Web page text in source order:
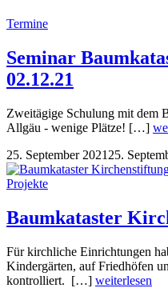
Termine
Seminar
02.12.21
Zweitägige Schulung mit dem
Allgäu - wenige Plätze! […]
25. September 2021 25.
Projekte
Baumkataster
Für kirchliche Einrichtungen
Kindergärten, auf Friedhöfen
kontrolliert. […] weiterlesen